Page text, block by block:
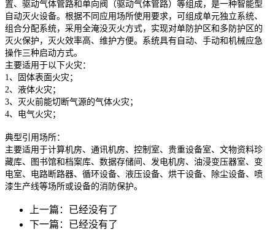
置、驱动气体管路和单向阀（驱动气体管路）等组成，是一种智能型
自动灭火设备。根据不同应用场所使用要求，可组成单元独立系统、
组合分配系统，采用全淹没灭火方式，实现对单防护区和多防护区的
灭火保护，灭火效率高、维护方便。系统具有自动、手动和机械应急
操作三种启动方式。
主要适用于以下火灾：
1、固体表面火灾；
2、液体火灾；
3、灭火前能切断气源的气体火灾；
4、电气火灾；
典型引用场所：
主要适用于计算机房、通讯机房、控制室、贵重设备室、文物资料珍
藏库、图书馆和档案库、数据存储间、发电机房、油浸变压器室、变
电室、电路断路器、循环设备、液压设备、烘干设备、除尘设备、喷
漆生产线等场所或设备的消防保护。
上一篇：已经没有了
下一篇：已经没有了